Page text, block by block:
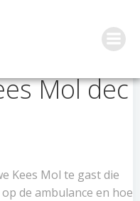
Mol dec
Kees Mol te gast die
de ambulance en hoe